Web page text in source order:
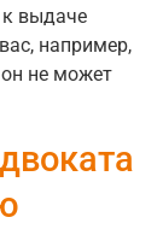
к выдаче
например,
не может